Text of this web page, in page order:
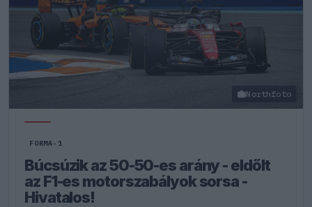
Northfoto
FORMA-1
Búcsúzik az 50-50-es arány - eldőlt
az F1-es motorszabályok sorsa -
Hivatalos!